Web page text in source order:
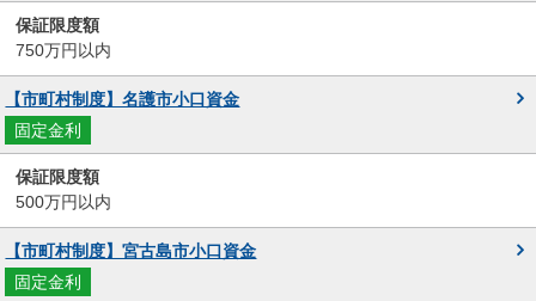
750万円以内
【市町村制度】名護市小口資金
固定金利
500万円以内
【市町村制度】宮古島市小口資金
固定金利